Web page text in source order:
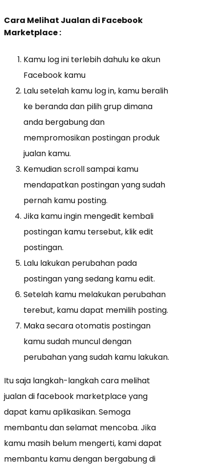
Cara Melihat Jualan di Facebook
Marketplace :
Kamu log ini terlebih dahulu ke akun
Facebook kamu
Lalu setelah kamu log in, kamu beralih
ke beranda dan pilih grup dimana
anda bergabung dan
mempromosikan postingan produk
jualan kamu.
Kemudian scroll sampai kamu
mendapatkan postingan yang sudah
pernah kamu posting.
Jika kamu ingin mengedit kembali
postingan kamu tersebut, klik edit
postingan.
Lalu lakukan perubahan pada
postingan yang sedang kamu edit.
Setelah kamu melakukan perubahan
terebut, kamu dapat memilih posting.
Maka secara otomatis postingan
kamu sudah muncul dengan
perubahan yang sudah kamu lakukan.
Itu saja langkah-langkah cara melihat
jualan di facebook marketplace yang
dapat kamu aplikasikan. Semoga
membantu dan selamat mencoba. Jika
kamu masih belum mengerti, kami dapat
membantu kamu dengan bergabung di